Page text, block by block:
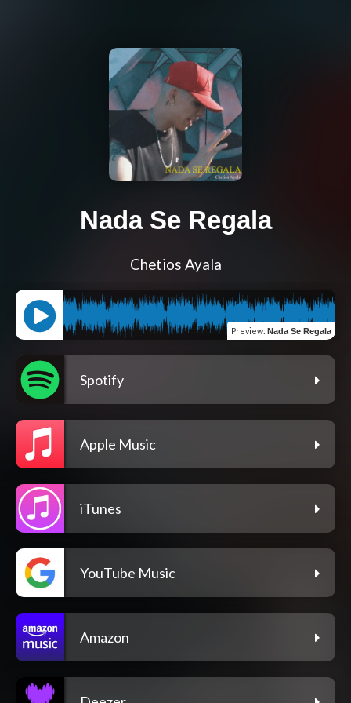
Nada Se Regala
Chetios Ayala
Preview: Nada Se Regala
Spotify
Apple Music
iTunes
YouTube Music
Amazon